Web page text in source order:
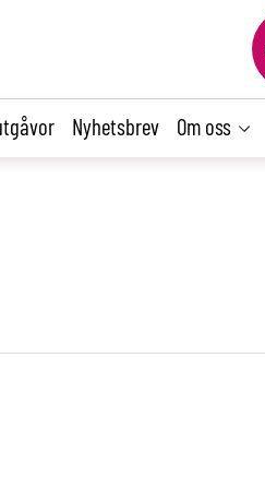
Nyhetsbrev Om oss